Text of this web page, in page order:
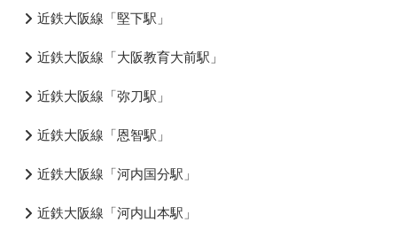
近鉄大阪線「堅下駅」
近鉄大阪線「大阪教育大前駅」
近鉄大阪線「弥刀駅」
近鉄大阪線「恩智駅」
近鉄大阪線「河内国分駅」
近鉄大阪線「河内山本駅」